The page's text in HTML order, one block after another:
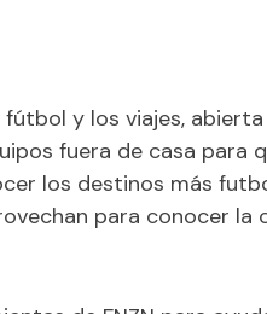
fútbol y los viajes,
fuera de casa para
los destinos más
para conocer la